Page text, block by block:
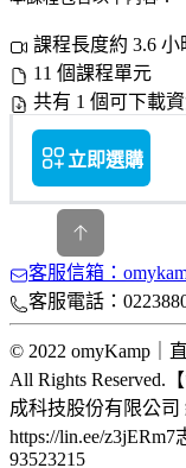
課程長度約 3.6 小
11 個課程單元
共有 1 個可下載
立即選購
客服信箱：
客服電話：
© 2022 omyKamp｜
All Rights Reserved.
成科技股份有限公司
https://lin.ee/z3jERm7
93523215